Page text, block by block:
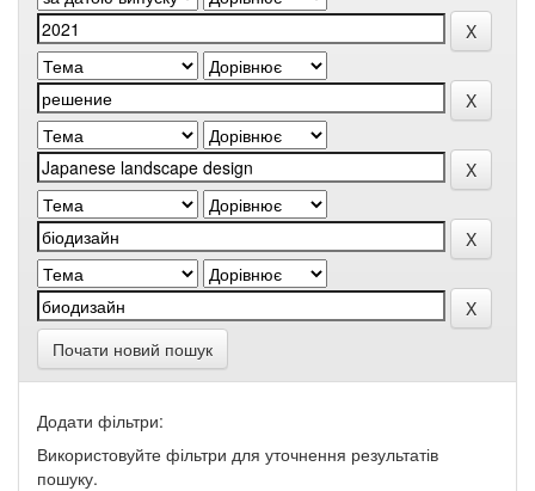
Почати новий пошук
Додати фільтри:
Використовуйте фільтри для уточнення результатів
пошуку.